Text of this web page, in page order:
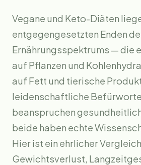
Vegane und Keto-Diäten
entgegengesetzten Enden
Ernährungsspektrums — die
auf Pflanzen und
auf Fett und tierische
leidenschaftliche
beanspruchen
beide haben echte
Hier ist ein ehrlicher
Gewichtsverlust,